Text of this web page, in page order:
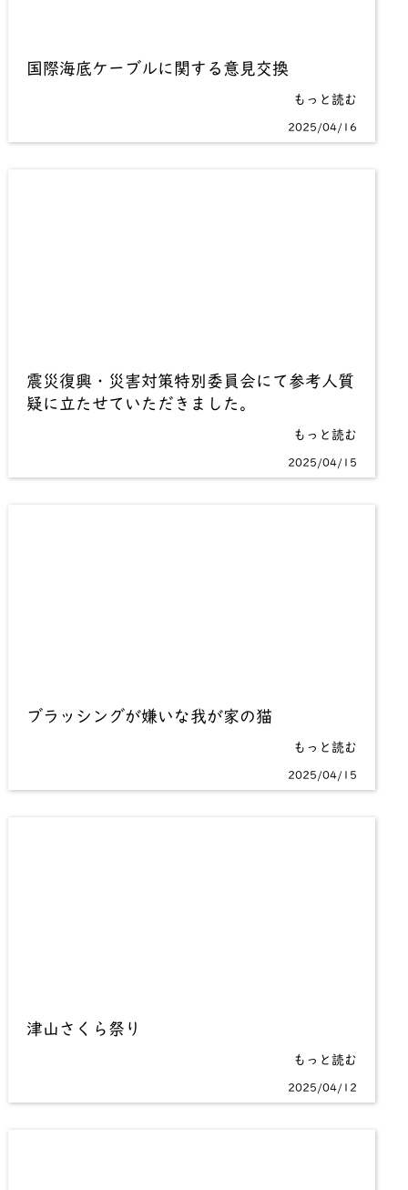
国際海底ケーブルに関する意見交換
もっと読む
2025/04/16
震災復興・災害対策特別委員会にて参考人質
疑に立たせていただきました。
もっと読む
2025/04/15
ブラッシングが嫌いな我が家の猫
もっと読む
2025/04/15
津山さくら祭り
もっと読む
2025/04/12